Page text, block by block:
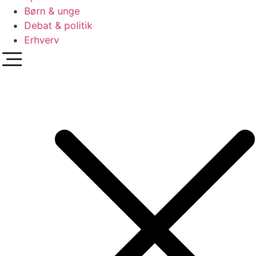
Børn & unge
Debat & politik
Erhverv